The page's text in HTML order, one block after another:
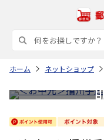
ホーム ネットショップ